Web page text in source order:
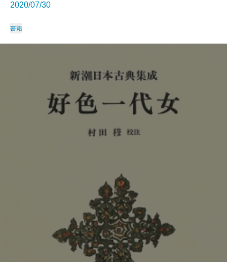
2020/07/30
書籍